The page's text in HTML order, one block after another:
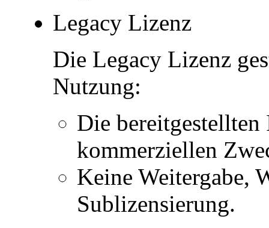
Legacy Lizenz
Die Legacy Lizenz
Nutzung:
Die
kommerziellen
Keine Weitergabe,
Sublizensierung.